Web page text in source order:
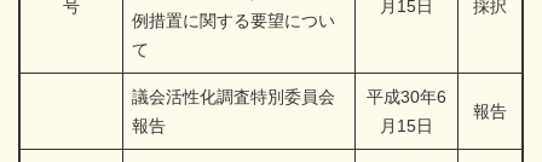
号
例措置に関する要望につい
て
月15日 採択
議会活性化調査特別委員会
報告
平成30年6
月15日
報告